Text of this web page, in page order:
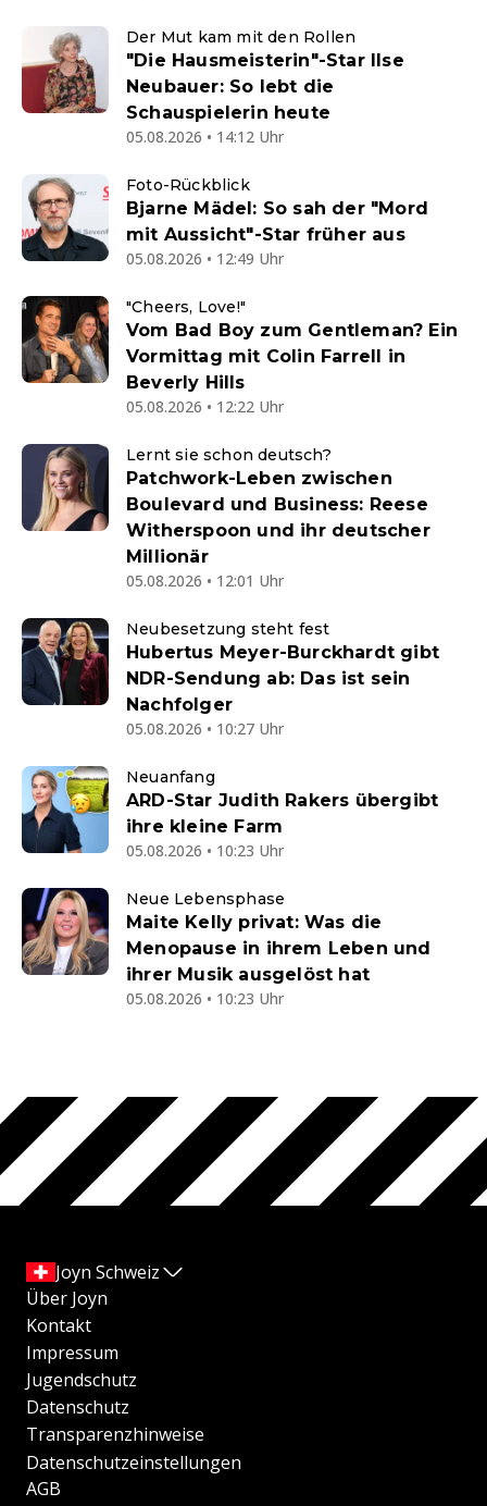
Der Mut kam mit den Rollen
"Die Hausmeisterin"-Star Ilse
Neubauer: So lebt die
Schauspielerin heute
05.08.2026 • 14:12 Uhr
Foto-Rückblick
Bjarne Mädel: So sah der "Mord
mit Aussicht"-Star früher aus
05.08.2026 • 12:49 Uhr
"Cheers, Love!"
Vom Bad Boy zum Gentleman? Ein
Vormittag mit Colin Farrell in
Beverly Hills
05.08.2026 • 12:22 Uhr
Lernt sie schon deutsch?
Patchwork-Leben zwischen
Boulevard und Business: Reese
Witherspoon und ihr deutscher
Millionär
05.08.2026 • 12:01 Uhr
Neubesetzung steht fest
Hubertus Meyer-Burckhardt gibt
NDR-Sendung ab: Das ist sein
Nachfolger
05.08.2026 • 10:27 Uhr
Neuanfang
ARD-Star Judith Rakers übergibt
ihre kleine Farm
05.08.2026 • 10:23 Uhr
Neue Lebensphase
Maite Kelly privat: Was die
Menopause in ihrem Leben und
ihrer Musik ausgelöst hat
05.08.2026 • 10:23 Uhr
Joyn Schweiz
Über Joyn
Kontakt
Impressum
Jugendschutz
Datenschutz
Transparenzhinweise
Datenschutzeinstellungen
AGB